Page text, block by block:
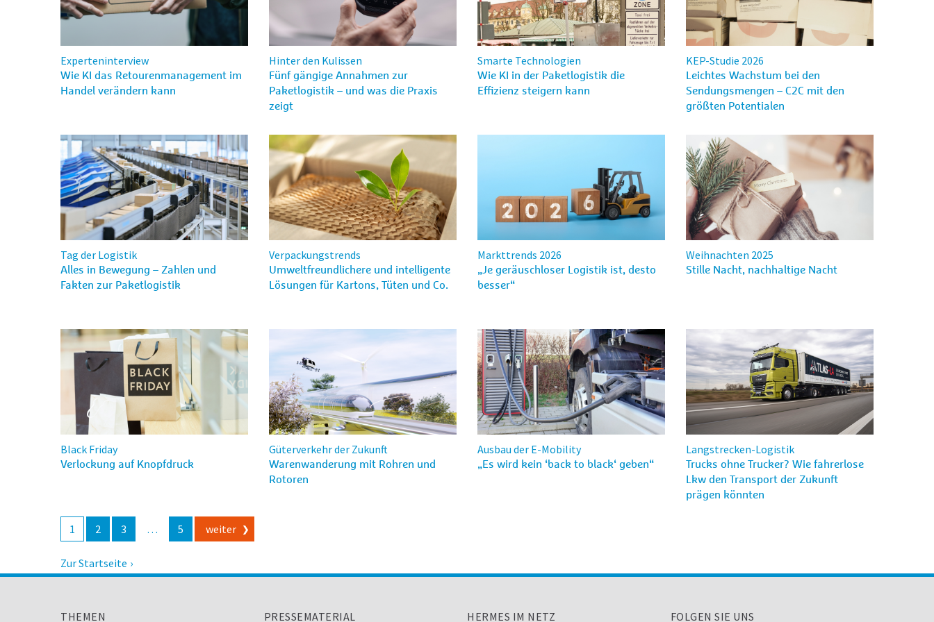
Experteninterview
Wie KI das Retourenmanagement im
Handel verändern kann
Hinter den Kulissen
Fünf gängige Annahmen zur
Paketlogistik – und was die Praxis
zeigt
Smarte Technologien
Wie KI in der Paketlogistik die
Effizienz steigern kann
KEP-Studie 2026
Leichtes Wachstum bei den
Sendungsmengen – C2C mit den
größten Potentialen
Tag der Logistik
Alles in Bewegung – Zahlen und
Fakten zur Paketlogistik
Verpackungstrends
Umweltfreundlichere und intelligente
Lösungen für Kartons, Tüten und Co.
Markttrends 2026
„Je geräuschloser Logistik ist, desto
besser“
Weihnachten 2025
Stille Nacht, nachhaltige Nacht
Black Friday
Verlockung auf Knopfdruck
Güterverkehr der Zukunft
Warenwanderung mit Rohren und
Rotoren
Ausbau der E-Mobility
„Es wird kein ‘back to black‘ geben“
Langstrecken-Logistik
Trucks ohne Trucker? Wie fahrerlose
Lkw den Transport der Zukunft
prägen könnten
Beitragsnavigation
1 2 3 … 5 weiter
Zur Startseite
THEMEN PRESSEMATERIAL HERMES IM NETZ FOLGEN SIE UNS